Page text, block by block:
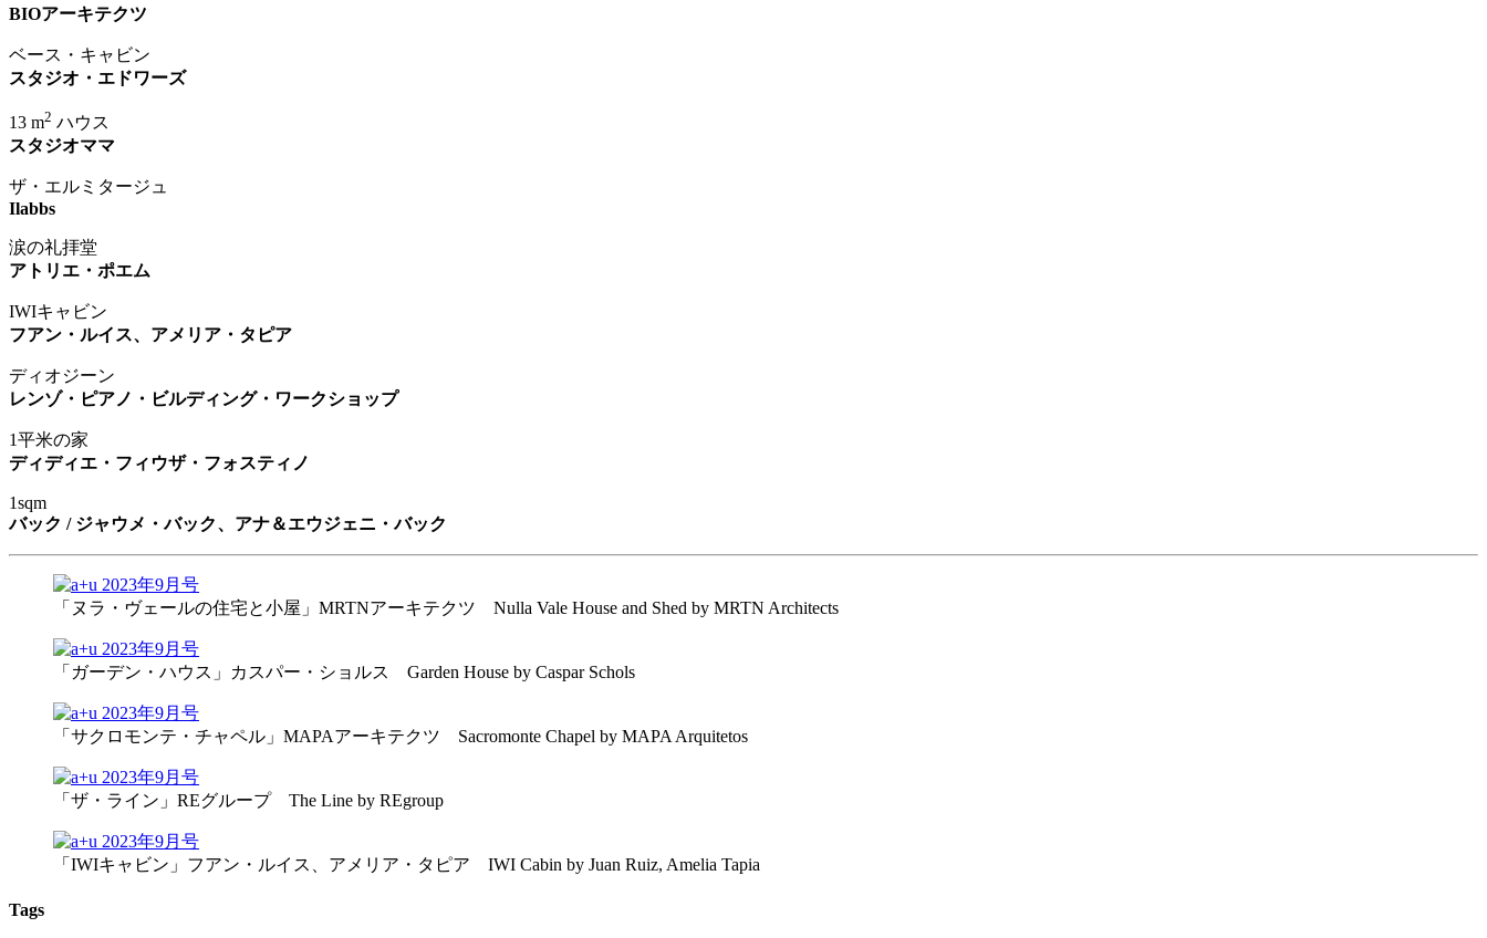
BIOアーキテクツ
ベース・キャビン
スタジオ・エドワーズ
13 m2 ハウス
スタジオママ
ザ・エルミタージュ
Ilabbs
涙の礼拝堂
アトリエ・ポエム
IWIキャビン
フアン・ルイス、アメリア・タピア
ディオジーン
レンゾ・ピアノ・ビルディング・ワークショップ
1平米の家
ディディエ・フィウザ・フォスティノ
1sqm
バック / ジャウメ・バック、アナ＆エウジェニ・バック
「ヌラ・ヴェールの住宅と小屋」MRTNアーキテクツ Nulla Vale House and Shed by MRTN Architects
「ガーデン・ハウス」カスパー・ショルス Garden House by Caspar Schols
「サクロモンテ・チャペル」MAPAアーキテクツ Sacromonte Chapel by MAPA Arquitetos
「ザ・ライン」REグループ The Line by REgroup
「IWIキャビン」フアン・ルイス、アメリア・タピア IWI Cabin by Juan Ruiz, Amelia Tapia
Tags